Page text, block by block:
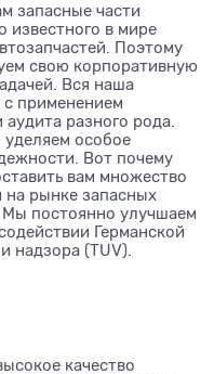
запасные части
известного в мире
Поэтому
свою корпоративную
Вся наша
применением
разного рода.
особое
Вот почему
вам множество
на рынке запасных
Мы постоянно улучшаем
Германской
надзора (TUV).
качество